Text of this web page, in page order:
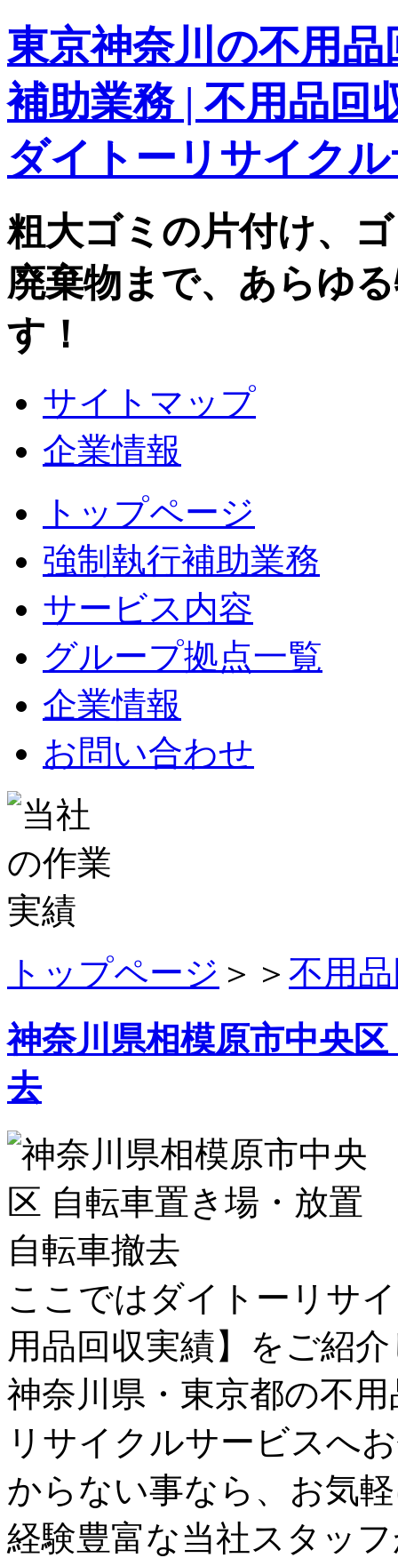
東京神奈川の不用
補助業務 | 不用品回
ダイトーリサイク
粗大ゴミの片付け、
廃棄物まで、あらゆ
す！
サイトマップ
企業情報
トップページ
強制執行補助業務
サービス内容
グループ拠点一覧
企業情報
お問い合わせ
トップページ ＞＞ 不用
神奈川県相模原市中央
去
ここではダイトーリサ
用品回収実績】をご紹
神奈川県・東京都の不
リサイクルサービスへ
からない事なら、お気
経験豊富な当社スタッ